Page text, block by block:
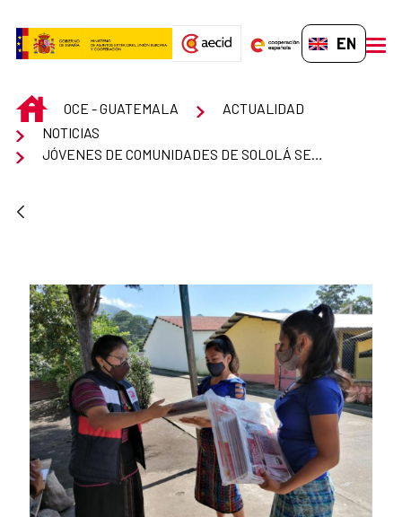
EN-GB
INICIOOCE - GUATEMALA
ACTUALIDAD
NOTICIAS